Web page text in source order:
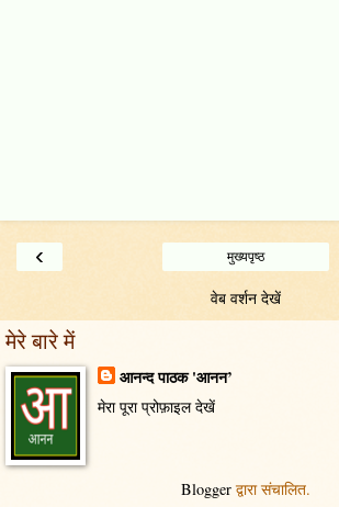
‹ मुख्यपृष्ठ
वेब वर्शन देखें
मेरे बारे में
आनन्द पाठक 'आनन’
मेरा पूरा प्रोफ़ाइल देखें
Blogger द्वारा संचालित.